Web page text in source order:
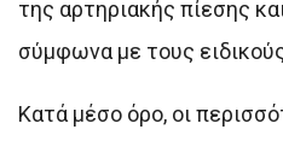
της αρτηριακής πίεσης
σύμφωνα με τους
Κατά μέσο όρο, οι